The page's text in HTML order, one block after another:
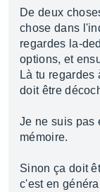
De deux
chose dans
regardes la-
options, et
Là tu regardes
doit être
Je ne suis pas
mémoire.
Sinon ça doit
c'est en